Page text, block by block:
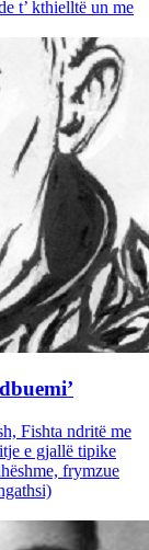
t’ kthielltë un me
Fishta ndritë me
e gjallë tipike
frymzue